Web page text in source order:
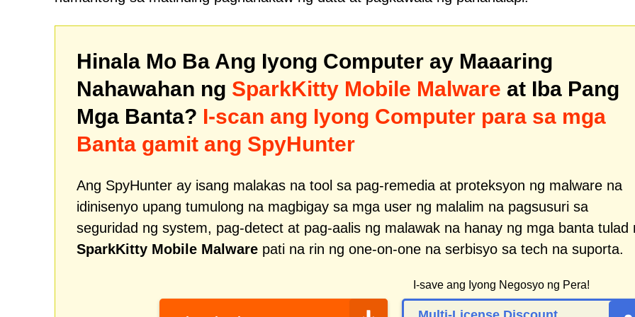
Hinala Mo Ba Ang Iyong Computer ay Maaaring
Nahawahan ng SparkKitty Mobile Malware at Iba Pang
Mga Banta? I-scan ang Iyong Computer para sa mga
Banta gamit ang SpyHunter
Ang SpyHunter ay isang malakas na tool sa pag-remedia at proteksyon ng malware na
idinisenyo upang tumulong na magbigay sa mga user ng malalim na pagsusuri sa
seguridad ng system, pag-detect at pag-aalis ng malawak na hanay ng mga banta tulad
SparkKitty Mobile Malware pati na rin ng one-on-one na serbisyo sa tech na suporta.
I-save ang Iyong Negosyo ng Pera!